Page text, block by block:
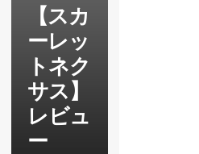
【スカ
ーレッ
トネク
サス】
レビュ
ー